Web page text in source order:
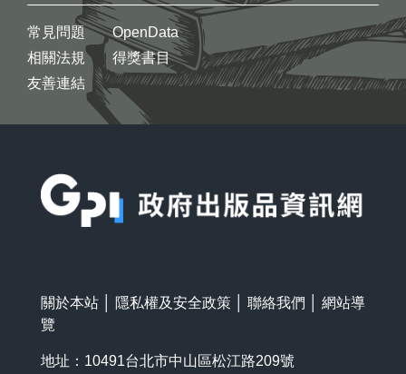
常見問題
相關法規
友善連結
OpenData
得獎書目
關於本站 隱私權及安全政策 聯絡我們
網站導
覽
地址：10491台北市中山區松江路209號